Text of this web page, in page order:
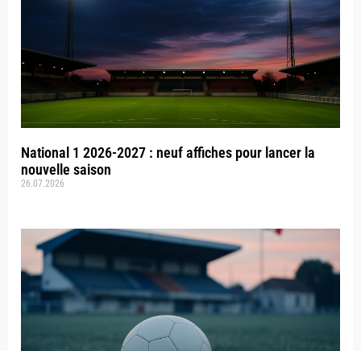
National 1 2026-2027 : neuf affiches pour lancer la
nouvelle saison
26.07.2026